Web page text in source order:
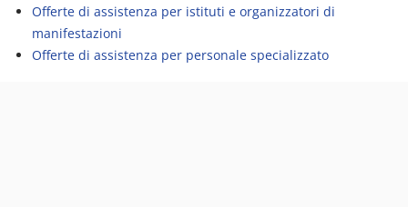
Offerte di assistenza per istituti e organizzatori di
manifestazioni
Offerte di assistenza per personale specializzato